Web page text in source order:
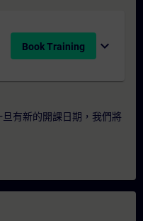
Book Training expand_more
有新的開課日期，我們將